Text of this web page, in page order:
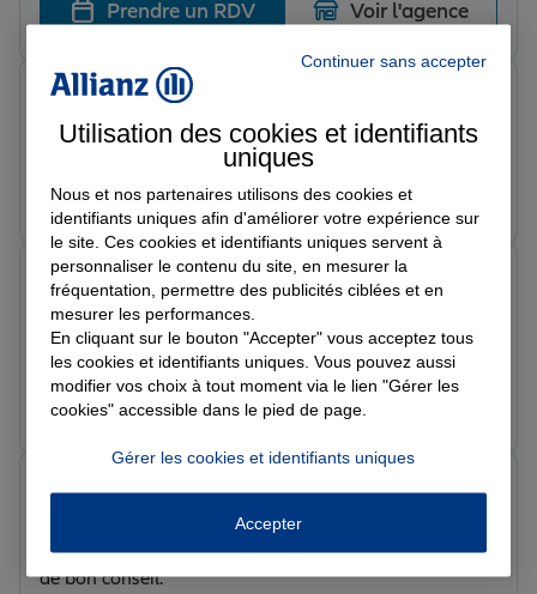
Prendre un RDV Voir l'agence
Le 16/05/2026 - Agence BEGARD
Marie L.
Prendre un RDV Voir l'agence
Note de 5 sur 5
Le 02/05/2026 - Agence BEGARD
Bon accueil
Christophe M.
Prendre un RDV Voir l'agence
Le 27/04/2026 - Agence BEGARD
Très belle équipe et surtout très à l'écoute serviable et
de bon conseil.
Continuer sans accepter
Utilisation des cookies et identifiants
uniques
Nous et nos partenaires utilisons des cookies et
identifiants uniques afin d'améliorer votre expérience sur
le site. Ces cookies et identifiants uniques servent à
personnaliser le contenu du site, en mesurer la
fréquentation, permettre des publicités ciblées et en
mesurer les performances.
En cliquant sur le bouton "Accepter" vous acceptez tous
les cookies et identifiants uniques. Vous pouvez aussi
modifier vos choix à tout moment via le lien "Gérer les
cookies" accessible dans le pied de page.
Gérer les cookies et identifiants uniques
Accepter